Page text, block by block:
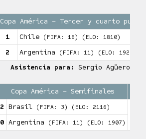
Copa América – Tercer y cuarto
1 Chile (FIFA: 16) (ELO: 1810)
2 Argentina (FIFA: 11) (ELO: 1926)
Asistencia para: Sergio Agüero
Copa América – Semifinales
2 Brasil (FIFA: 3) (ELO: 2116)
0 Argentina (FIFA: 11) (ELO: 1907)